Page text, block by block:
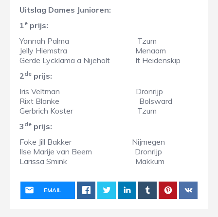
Uitslag Dames Junioren:
1e prijs:
Yannah Palma Tzum
Jelly Hiemstra Menaam
Gerde Lycklama a Nijeholt It Heidenskip
2de prijs:
Iris Veltman Dronrijp
Rixt Blanke Bolsward
Gerbrich Koster Tzum
3 de prijs:
Foke Jill Bakker Nijmegen
Ilse Marije van Beem Dronrijp
Larissa Smink Makkum
EMAIL